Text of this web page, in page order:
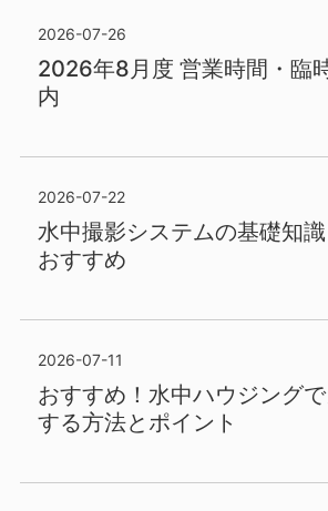
2026-07-26
2026年8月度 営業時間・臨
内
2026-07-22
水中撮影システムの基礎知
おすすめ
2026-07-11
おすすめ！水中ハウジング
する方法とポイント